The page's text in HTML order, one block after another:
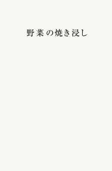
野菜の焼き浸し